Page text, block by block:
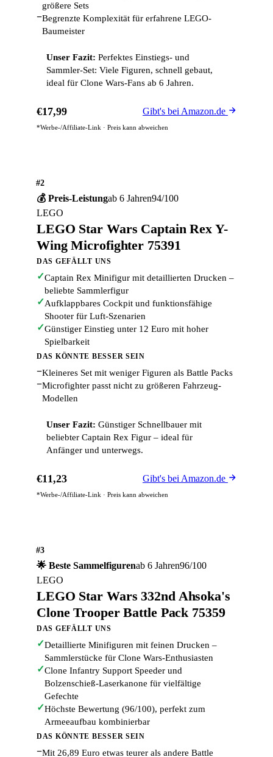
größere Sets
−Begrenzte Komplexität für erfahrene LEGO-
Baumeister
Unser Fazit: Perfektes Einstiegs- und
Sammler-Set: Viele Figuren, schnell gebaut,
ideal für Clone Wars-Fans ab 6 Jahren.
€17,99 Gibt's bei Amazon.de
*Werbe-/Affiliate-Link · Preis kann abweichen
#2
💰 Preis-Leistungab 6 Jahren94/100
LEGO
LEGO Star Wars Captain Rex Y-
Wing Microfighter 75391
DAS GEFÄLLT UNS
✓Captain Rex Minifigur mit detaillierten Drucken –
beliebte Sammlerfigur
✓Aufklappbares Cockpit und funktionsfähige
Shooter für Luft-Szenarien
✓Günstiger Einstieg unter 12 Euro mit hoher
Spielbarkeit
DAS KÖNNTE BESSER SEIN
−Kleineres Set mit weniger Figuren als Battle Packs
−Microfighter passt nicht zu größeren Fahrzeug-
Modellen
Unser Fazit: Günstiger Schnellbauer mit
beliebter Captain Rex Figur – ideal für
Anfänger und unterwegs.
€11,23 Gibt's bei Amazon.de
*Werbe-/Affiliate-Link · Preis kann abweichen
#3
🌟 Beste Sammelfigurenab 6 Jahren96/100
LEGO
LEGO Star Wars 332nd Ahsoka's
Clone Trooper Battle Pack 75359
DAS GEFÄLLT UNS
✓Detaillierte Minifiguren mit feinen Drucken –
Sammlerstücke für Clone Wars-Enthusiasten
✓Clone Infantry Support Speeder und
Bolzenschieß-Laserkanone für vielfältige
Gefechte
✓Höchste Bewertung (96/100), perfekt zum
Armeeaufbau kombinierbar
DAS KÖNNTE BESSER SEIN
−Mit 26,89 Euro etwas teurer als andere Battle